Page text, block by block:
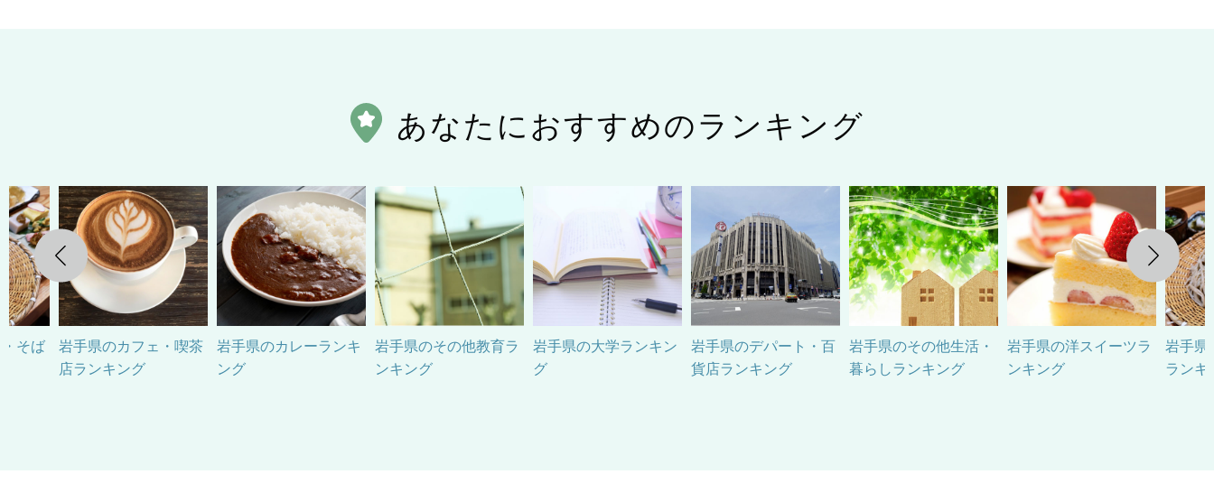
あなたにおすすめのランキング
Previous
そば
岩手県のカフェ・喫茶
店ランキング
岩手県のカレーランキ
ング
岩手県のその他教育ラ
ンキング
岩手県の大学ランキン
グ
岩手県のデパート・百
貨店ランキング
岩手県のその他生活・
暮らしランキング
岩手県の洋スイーツラ
ンキング
岩手県
ランキ
Next